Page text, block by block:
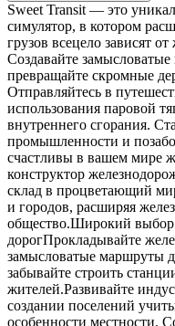
Sweet Transit — это
симулятор, в котором
грузов всецело зависят
Создавайте
превращайте скромные
Отправляйтесь в
использования паровой
внутреннего сгорания.
промышленности и
счастливы в вашем мире
конструктор
склад в процветающий
и городов, расширяя
общество.Широкий выбор
дорогПрокладывайте
замысловатые маршруты
забывайте строить
жителей.Развивайте
создании поселений
особенности местности.